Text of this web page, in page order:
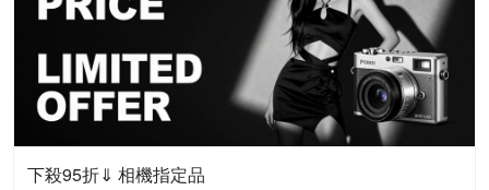
下殺95折⇓ 相機指定品